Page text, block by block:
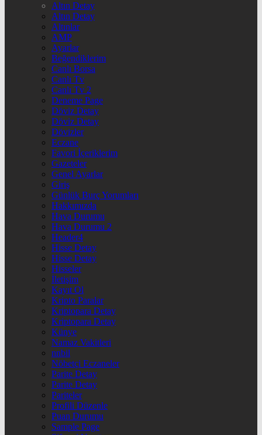
Altın Detay
Altın Detay
Altınlar
AMP
Ayarlar
Beğendiklerim
Canlı Borsa
Canlı Tv
Canlı Tv 2
Deneme Page
Döviz Detay
Döviz Detay
Dövizler
Eczane
Favori İçeriklerim
Gazeteler
Genel Ayarlar
Giriş
Günlük Burç Yorumları
Hakkımızda
Hava Durumu
Hava Durumu 2
Header4
Hisse Detay
Hisse Detay
Hisseler
İletişim
Kayıt Ol
Kripto Paralar
Kriptopara Detay
Kriptopara Detay
Künye
Namaz Vakitleri
nnbil
Nöbetçi Eczaneler
Parite Detay
Parite Detay
Pariteler
Profili Düzenle
Puan Durumu
Sample Page